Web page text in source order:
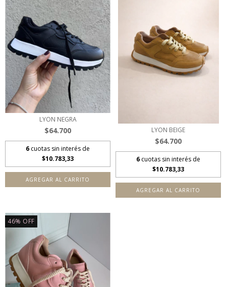
LYON NEGRA
$64.700
6 cuotas sin interés de
$10.783,33
AGREGAR AL CARRITO
LYON BEIGE
$64.700
6 cuotas sin interés de
$10.783,33
AGREGAR AL CARRITO
46% OFF